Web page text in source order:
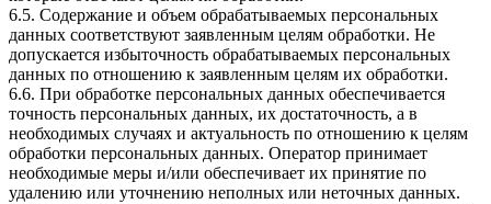
6.5. Содержание и объем обрабатываемых персональных
данных соответствуют заявленным целям обработки. Не
допускается избыточность обрабатываемых персональных
данных по отношению к заявленным целям их обработки.
6.6. При обработке персональных данных обеспечивается
точность персональных данных, их достаточность, а в
необходимых случаях и актуальность по отношению к целям
обработки персональных данных. Оператор принимает
необходимые меры и/или обеспечивает их принятие по
удалению или уточнению неполных или неточных данных.